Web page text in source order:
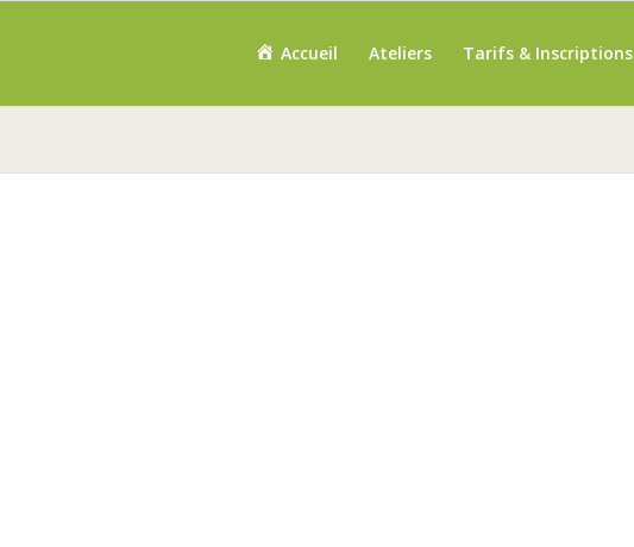
Accueil Ateliers Tarifs & Inscriptions